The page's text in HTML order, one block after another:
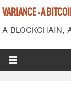
VARIANCE - A
A BLOCKCHAIN,